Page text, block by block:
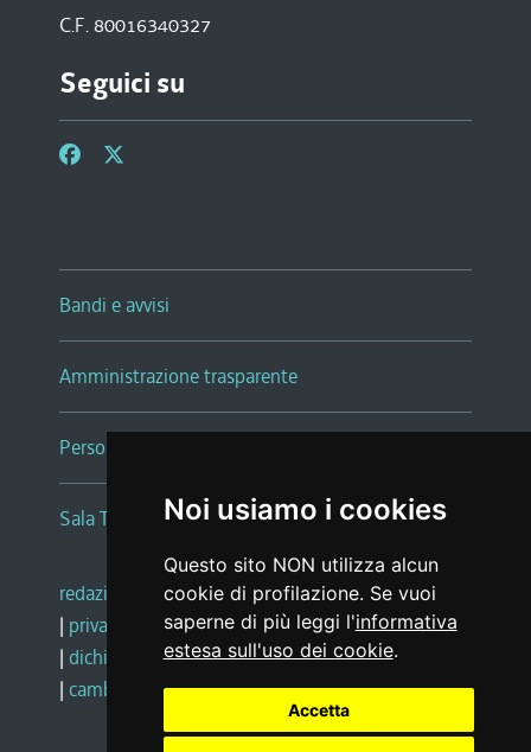
Noi usiamo i cookies
Questo sito NON utilizza alcun
cookie di profilazione. Se vuoi
saperne di più leggi l'informativa
estesa sull'uso dei cookie.
Accetta
C.F. 80016340327
Seguici su
Bandi e avvisi
Amministrazione trasparente
Persone e Uffici
Sala Tiziano Tessitori
redazione web |note legali |glossario
| privacy
social media policy
| dichiarazione di accessibilità |feedback
| cambio preferenze cookie